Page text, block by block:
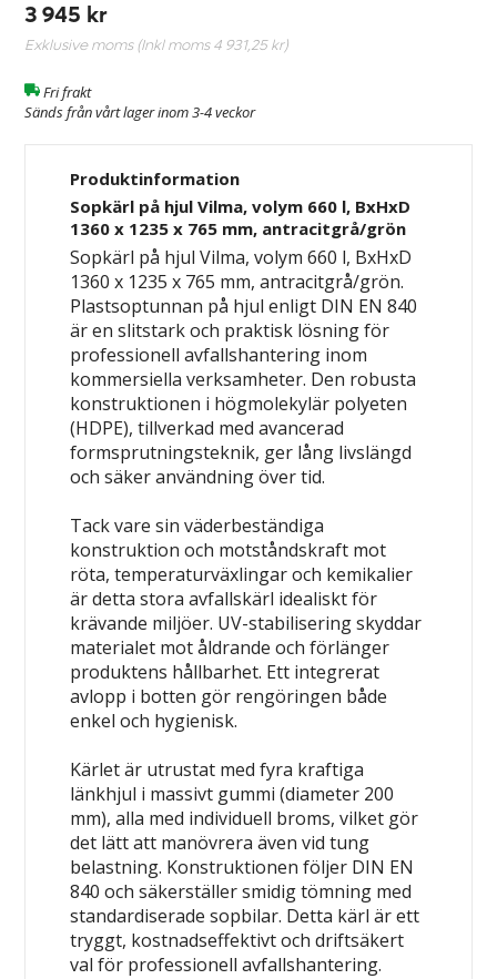
3 945 kr
Exklusive moms (Inkl moms4 931,25 kr)
Fri frakt
Sänds från vårt lager inom 3-4 veckor
Produktinformation
Sopkärl på hjul Vilma, volym 660 l, BxHxD
1360 x 1235 x 765 mm, antracitgrå/grön
Sopkärl på hjul Vilma, volym 660 l, BxHxD
1360 x 1235 x 765 mm, antracitgrå/grön.
Plastsoptunnan på hjul enligt DIN EN 840
är en slitstark och praktisk lösning för
professionell avfallshantering inom
kommersiella verksamheter. Den robusta
konstruktionen i högmolekylär polyeten
(HDPE), tillverkad med avancerad
formsprutningsteknik, ger lång livslängd
och säker användning över tid.
Tack vare sin väderbeständiga
konstruktion och motståndskraft mot
röta, temperaturväxlingar och kemikalier
är detta stora avfallskärl idealiskt för
krävande miljöer. UV-stabilisering skyddar
materialet mot åldrande och förlänger
produktens hållbarhet. Ett integrerat
avlopp i botten gör rengöringen både
enkel och hygienisk.
Kärlet är utrustat med fyra kraftiga
länkhjul i massivt gummi (diameter 200
mm), alla med individuell broms, vilket gör
det lätt att manövrera även vid tung
belastning. Konstruktionen följer DIN EN
840 och säkerställer smidig tömning med
standardiserade sopbilar. Detta kärl är ett
tryggt, kostnadseffektivt och driftsäkert
val för professionell avfallshantering.